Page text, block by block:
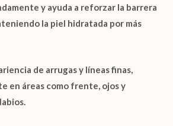
y ayuda a reforzar la barrera
la piel hidratada por más
de arrugas y líneas finas,
en áreas como frente, ojos y